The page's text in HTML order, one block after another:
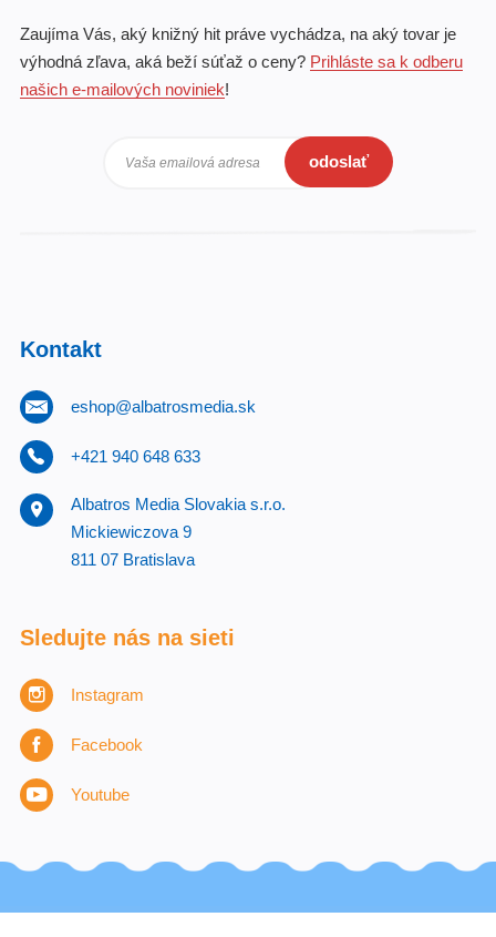
Zaujíma Vás, aký knižný hit práve vychádza, na aký tovar je
výhodná zľava, aká beží súťaž o ceny? Prihláste sa k odberu
našich e-mailových noviniek!
Vaša emailová adresa odoslať
Kontakt
eshop@albatrosmedia.sk
+421 940 648 633
Albatros Media Slovakia s.r.o.
Mickiewiczova 9
811 07 Bratislava
Sledujte nás na sieti
Instagram
Facebook
Youtube